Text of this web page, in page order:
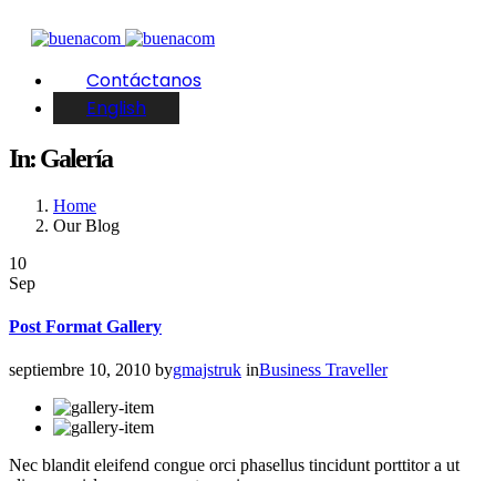
Contáctanos
English
In: Galería
Home
Our Blog
10
Sep
Post Format Gallery
septiembre 10, 2010 bygmajstruk inBusiness Traveller
Nec blandit eleifend congue orci phasellus tincidunt porttitor a ut